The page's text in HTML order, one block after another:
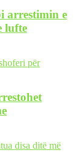
arrestimin e
lufte